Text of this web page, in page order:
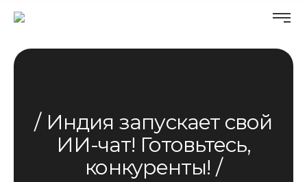
Индия запускает свой
ИИ-чат! Готовьтесь,
конкуренты!